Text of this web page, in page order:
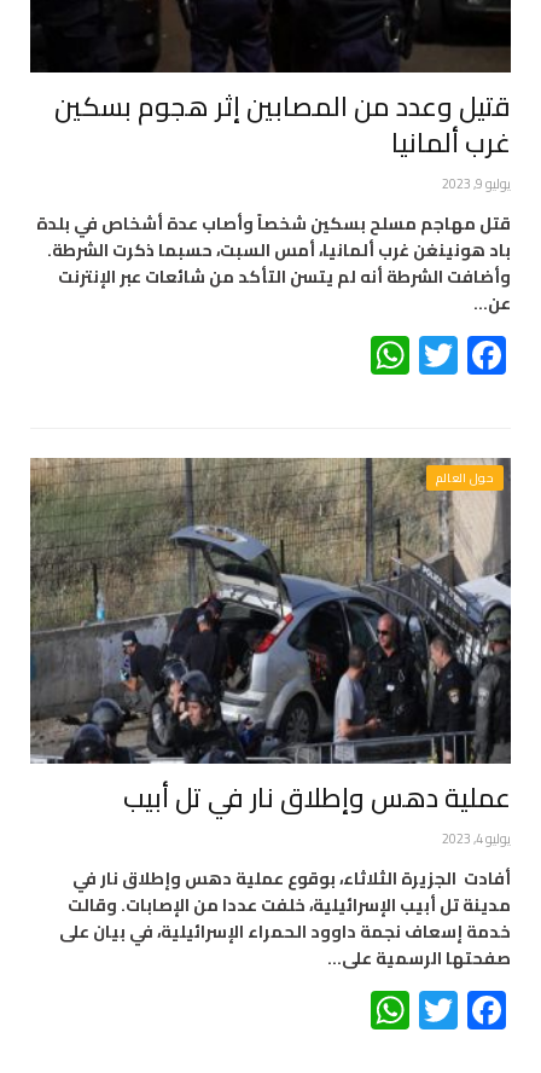
قتيل وعدد من المصابين إثر هجوم بسكين
غرب ألمانيا
يوليو 9, 2023
قتل مهاجم مسلح بسكين شخصاً وأصاب عدة أشخاص في بلدة
باد هونينغن غرب ألمانيا، أمس السبت، حسبما ذكرت الشرطة.
وأضافت الشرطة أنه لم يتسن التأكد من شائعات عبر الإنترنت
عن…
Facebook
Twitter
حول العالم
عملية دهس وإطلاق نار في تل أبيب
يوليو 4, 2023
أفادت الجزيرة الثلاثاء، بوقوع عملية دهس وإطلاق نار في
مدينة تل أبيب الإسرائيلية، خلفت عددا من الإصابات. وقالت
خدمة إسعاف نجمة داوود الحمراء الإسرائيلية، في بيان على
صفحتها الرسمية على…
Facebook
Twitter